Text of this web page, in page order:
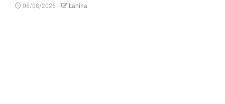
06/08/2026 Lanina